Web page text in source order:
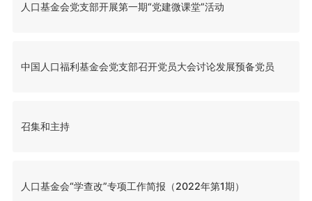
人口基金会党支部开展第一期“党建微课堂”活动
中国人口福利基金会党支部召开党员大会讨论发展预备党员
召集和主持
人口基金会“学查改”专项工作简报（2022年第1期）